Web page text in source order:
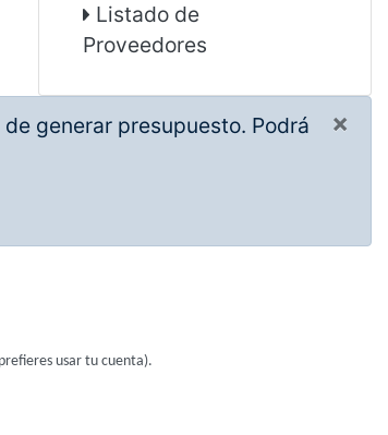
Listado de
Proveedores
×
generar presupuesto. Podrá
usar tu cuenta).